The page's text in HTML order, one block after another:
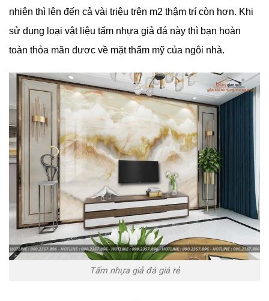
nhiên thì lên đến cả vài triệu trên m2 thậm trí còn hơn. Khi
sử dụng loại vật liệu tấm nhựa giả đá này thì bạn hoàn
toàn thỏa mãn đươc về mặt thẩm mỹ của ngôi nhà.
Tấm nhựa giả đá giá rẻ